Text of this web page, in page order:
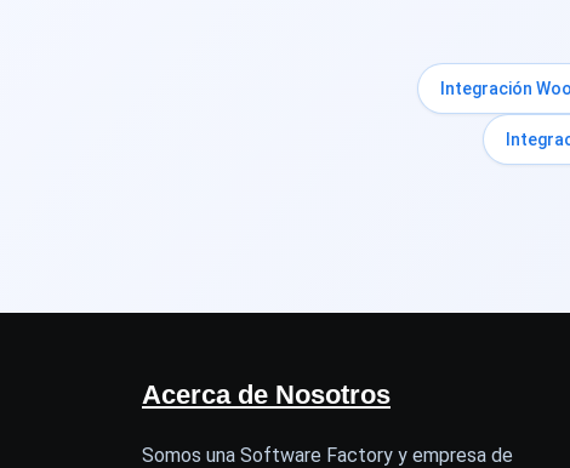
Integración
Acerca de Nosotros
Somos una Software Factory y empresa de